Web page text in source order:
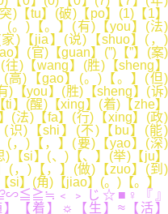
)【tu】(破)【po】(1)【1】
(。)【。】(有)【you】(法)
)【jia】(说)【shuo】(，)
】(官)【guan】(”)【”】(案)
)【wang】(胜)【sheng】
高)【gao】(。)【。】(但)
)【you】(胜)【sheng】(诉)
】(醒)【xing】(着)【zhe】
(法)【fa】(行)【xing】(政)
(识)【shi】(不)【bu】(能)
(，)【，】(要)【yao】(深)
)【si】(、)【、】(举)【ju】
(，)【，】(做)【zuo】(到)
si】(角)【jiao】(。)【。】
じ☆■♀『』
】☼【生】≈【活】